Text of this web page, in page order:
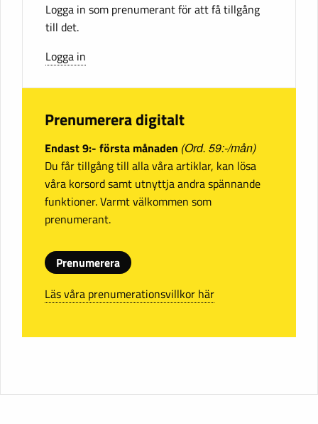
Logga in som prenumerant för att få tillgång
till det.
Logga in
Prenumerera digitalt
Endast 9:- första månaden (Ord. 59:-/mån)
Du får tillgång till alla våra artiklar, kan lösa
våra korsord samt utnyttja andra spännande
funktioner. Varmt välkommen som
prenumerant.
Prenumerera
Läs våra prenumerationsvillkor här